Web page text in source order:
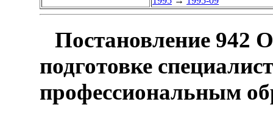
Постановление 942
подготовке
профессиональным